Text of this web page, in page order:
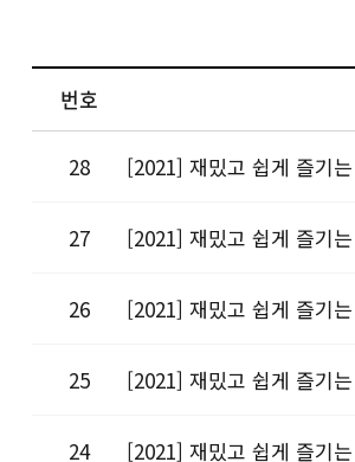
번호
28 [2021] 재밌고 쉽게 즐기
27 [2021] 재밌고 쉽게 즐기
26 [2021] 재밌고 쉽게 즐기
25 [2021] 재밌고 쉽게 즐기
24 [2021] 재밌고 쉽게 즐기